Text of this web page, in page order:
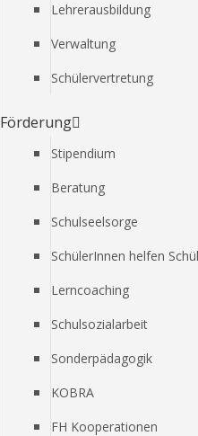
Lehrerausbildung
Verwaltung
Schülervertretung
Förderung
Stipendium
Beratung
Schulseelsorge
SchülerInnen helfen
Lerncoaching
Schulsozialarbeit
Sonderpädagogik
KOBRA
FH Kooperationen